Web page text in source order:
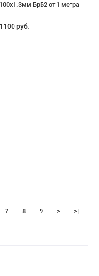
100х1.3мм БрБ2 от 1 метра
1100 руб.
7 8 9 > >|